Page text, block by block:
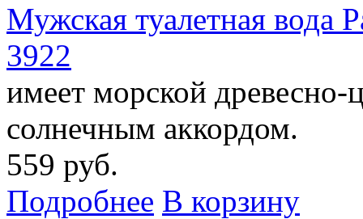
Мужская туалетная вода
3922
имеет морской древесно-
солнечным аккордом.
559 руб.
Подробнее В корзину